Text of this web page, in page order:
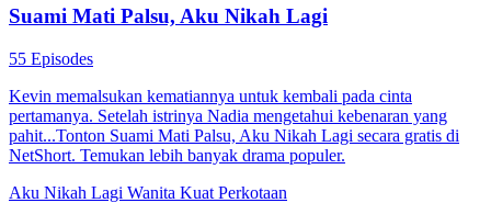
Suami Mati Palsu, Aku Nikah Lagi
55 Episodes
Kevin memalsukan kematiannya untuk kembali pada cinta
pertamanya. Setelah istrinya Nadia mengetahui kebenaran yang
pahit...Tonton Suami Mati Palsu, Aku Nikah Lagi secara gratis di
NetShort. Temukan lebih banyak drama populer.
Aku Nikah Lagi Wanita Kuat Perkotaan